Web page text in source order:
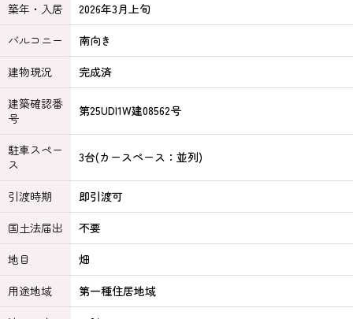
築年・入居
2026年3月上旬
バルコニー
南向き
建物現況
完成済
建築確認番
号
第25UDI1W建08562号
駐車スペー
ス
3台(カースペース：並列)
引渡時期
即引渡可
国土法届出
不要
地目
畑
用途地域
第一種住居地域